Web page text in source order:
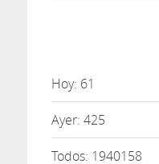
Hoy: 61
Ayer: 425
Todos: 1940158